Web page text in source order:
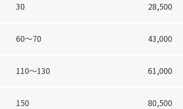
30 28,500
60〜70 43,000
110〜130 61,000
150 80,500